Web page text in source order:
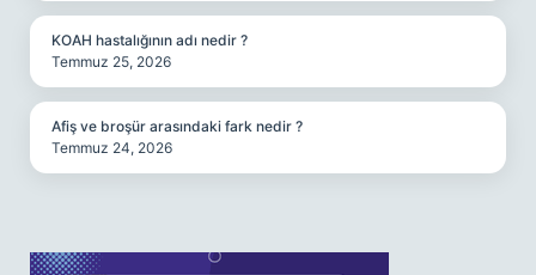
KOAH hastalığının adı nedir ?
Temmuz 25, 2026
Afiş ve broşür arasındaki fark nedir ?
Temmuz 24, 2026